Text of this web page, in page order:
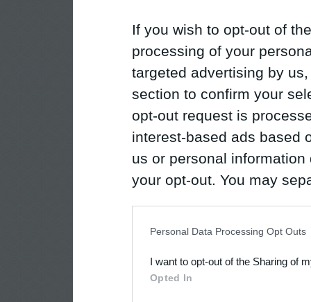
If you wish to opt-out of
processing of your
targeted advertising by
section to confirm your
opt-out request is
interest-based ads based
us or personal
your opt-out. You may
Downstream Participants
third parties.
Personal Data Processing Opt Outs
I want to opt-out of the Sharing of
Opted In